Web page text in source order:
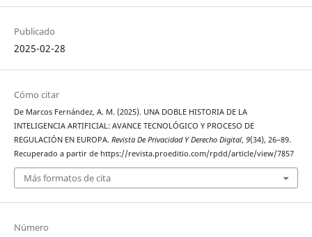
Publicado
2025-02-28
Cómo citar
De Marcos Fernández, A. M. (2025). UNA DOBLE HISTORIA DE LA
INTELIGENCIA ARTIFICIAL: AVANCE TECNOLÓGICO Y PROCESO DE
REGULACIÓN EN EUROPA. Revista De Privacidad Y Derecho Digital, 9(34), 26–89.
Recuperado a partir de https://revista.proeditio.com/rpdd/article/view/7857
Más formatos de cita
Número